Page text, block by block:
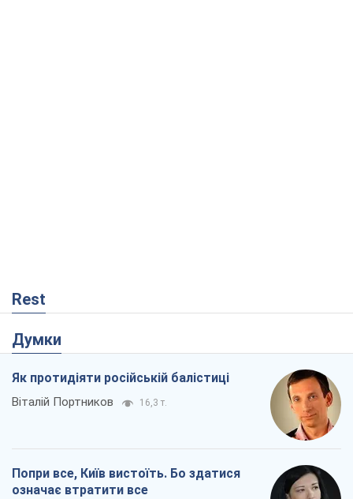
Rest
Думки
Як протидіяти російській балістиці
Віталій Портников 16,3 т.
Попри все, Київ вистоїть. Бо здатися
означає втратити все